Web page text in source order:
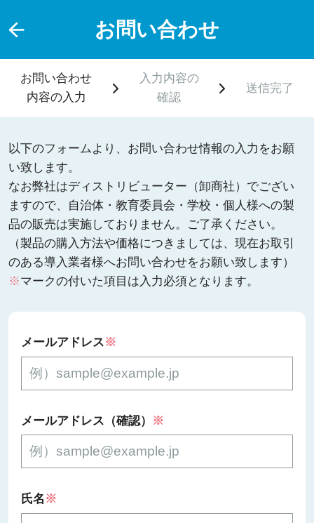
お問い合わせ
お問い合わせ
内容の入力
入力内容の
確認
送信完了
以下のフォームより、お問い合わせ情報の入力をお願
い致します。
なお弊社はディストリビューター（卸商社）でござい
ますので、自治体・教育委員会・学校・個人様への製
品の販売は実施しておりません。ご了承ください。
（製品の購入方法や価格につきましては、現在お取引
のある導入業者様へお問い合わせをお願い致します）
※マークの付いた項目は入力必須となります。
メールアドレス※
メールアドレス（確認） ※
氏名 ※